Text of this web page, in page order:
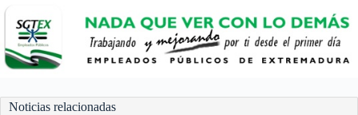
Noticias relacionadas